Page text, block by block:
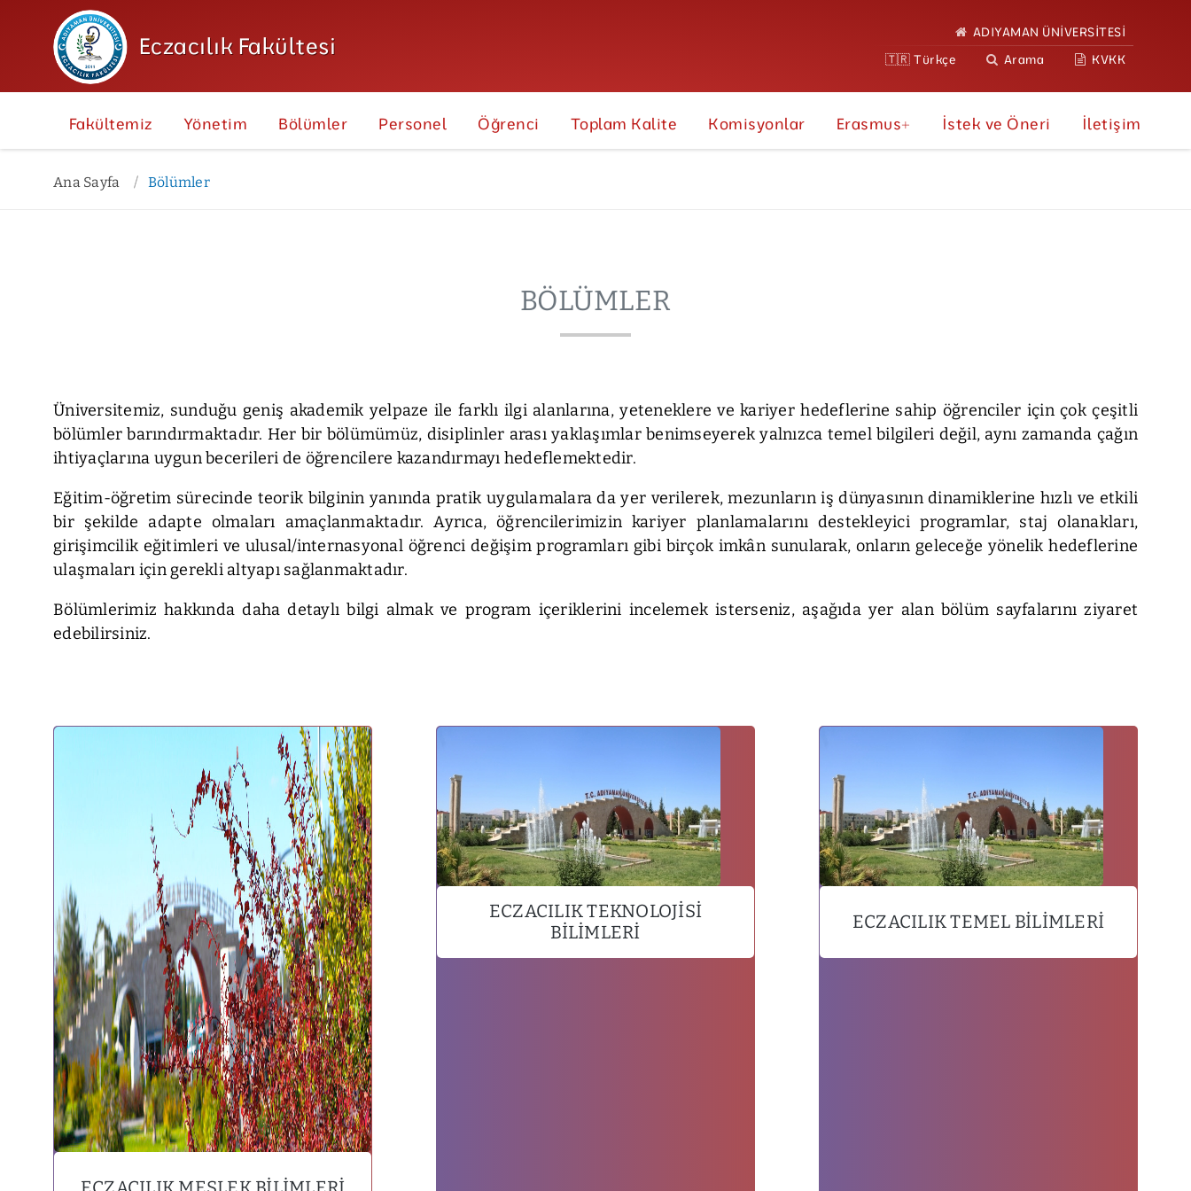
ADIYAMAN ÜNİVERSİTESİ
🇹🇷 Türkçe
Arama KVKK
Eczacılık Fakültesi
Fakültemiz Yönetim Bölümler Personel Öğrenci Toplam Kalite Komisyonlar Erasmus+ İstek ve Öneri İletişim
Ana Sayfa Bölümler
BÖLÜMLER
Üniversitemiz, sunduğu geniş akademik yelpaze ile farklı ilgi alanlarına, yeteneklere ve kariyer hedeflerine sahip öğrenciler için çok çeşitli
bölümler barındırmaktadır. Her bir bölümümüz, disiplinler arası yaklaşımlar benimseyerek yalnızca temel bilgileri değil, aynı zamanda çağın
ihtiyaçlarına uygun becerileri de öğrencilere kazandırmayı hedeflemektedir.
Eğitim-öğretim sürecinde teorik bilginin yanında pratik uygulamalara da yer verilerek, mezunların iş dünyasının dinamiklerine hızlı ve etkili
bir şekilde adapte olmaları amaçlanmaktadır. Ayrıca, öğrencilerimizin kariyer planlamalarını destekleyici programlar, staj olanakları,
girişimcilik eğitimleri ve ulusal/internasyonal öğrenci değişim programları gibi birçok imkân sunularak, onların geleceğe yönelik hedeflerine
ulaşmaları için gerekli altyapı sağlanmaktadır.
Bölümlerimiz hakkında daha detaylı bilgi almak ve program içeriklerini incelemek isterseniz, aşağıda yer alan bölüm sayfalarını ziyaret
edebilirsiniz.
ECZACILIK TEKNOLOJISI
BILIMLERI
ECZACILIK TEMEL BILIMLERI